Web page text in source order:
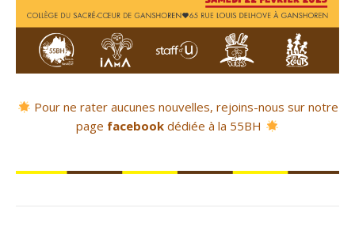
Pour ne rater aucunes nouvelles, rejoins-nous sur notre
page facebook dédiée à la 55BH